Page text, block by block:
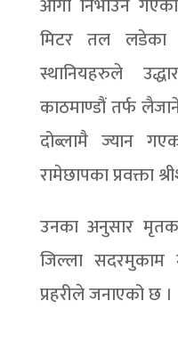
आगो निभाउन
मिटर तल लडेका
स्थानियहरुले
काठमाण्डौं तर्फ
दोब्लामै ज्यान
रामेछापका प्रवक्ता
उनका अनुसार
जिल्ला सदरमुकाम
प्रहरीले जनाएको छ ।